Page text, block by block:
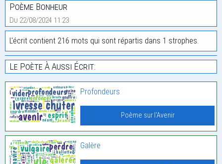
Poème Bonheur
Du 22/08/2024 11:23
L'écrit contient 216 mots qui sont répartis dans 1 strophes.
Le Poète À Aussi Écrit:
Profondeurs
Poème sur l'Avenir
Galère